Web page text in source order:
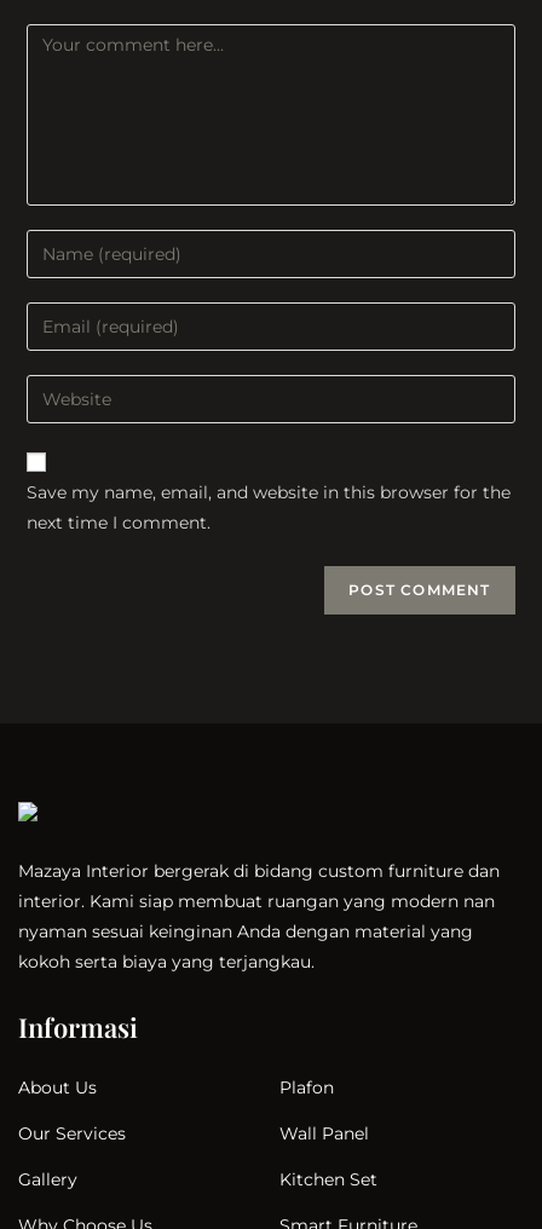
Comment
Enter
your
name
or
to
comment
Enter
your
email
address
comment
Enter
your
website
URL
(optional)
Save my name, email, and website in this browser for the
next time I comment.
Mazaya Interior bergerak di bidang custom furniture dan
interior. Kami siap membuat ruangan yang modern nan
nyaman sesuai keinginan Anda dengan material yang
kokoh serta biaya yang terjangkau.
Informasi
About Us
Our Services
Gallery
Plafon
Wall Panel
Kitchen Set